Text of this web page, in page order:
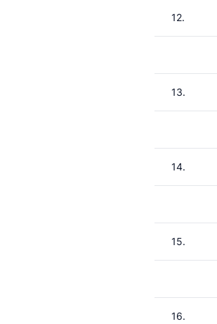
12.
13.
14.
15.
16.